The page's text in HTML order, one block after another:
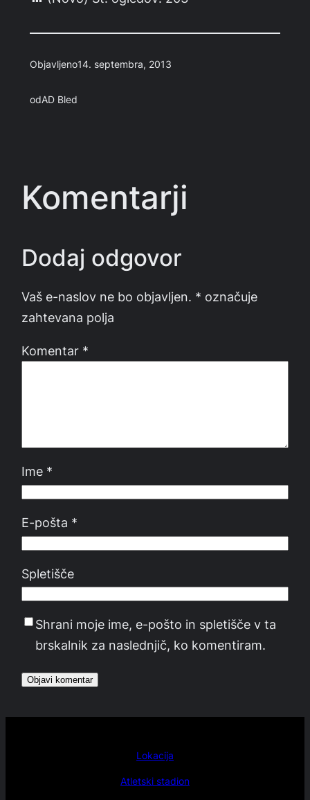
Objavljeno14. septembra, 2013
odAD Bled
Komentarji
Dodaj odgovor
Vaš e-naslov ne bo objavljen. * označuje
zahtevana polja
Komentar *
Ime *
E-pošta *
Spletišče
Shrani moje ime, e-pošto in spletišče v ta
brskalnik za naslednjič, ko komentiram.
Lokacija
Atletski stadion